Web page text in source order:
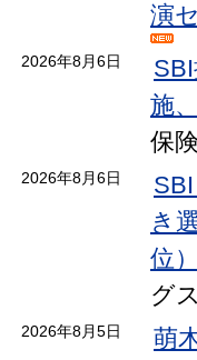
演
2026年8月6日
施
保
2026年8月6日
き
位
グ
2026年8月5日
萌